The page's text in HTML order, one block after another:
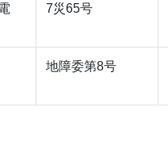
7災65号
地障委第8号